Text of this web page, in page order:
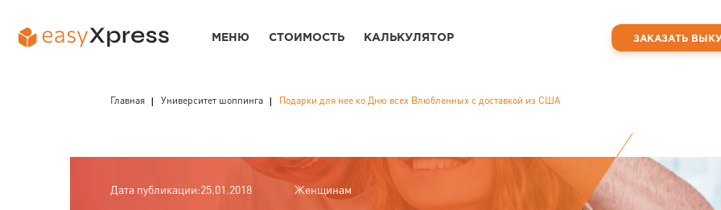
Главная Университет шоппинга Подарки для нее ко Дню всех Влюбленных с доставкой из США
Дата публикации:25.01.2018 Женщинам
МЕНЮ СТОИМОСТЬ КАЛЬКУЛЯТОР ЗАКАЗАТЬ